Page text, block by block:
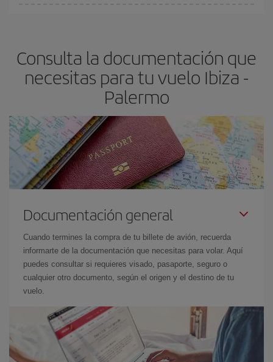
Consulta la documentación que
necesitas para tu vuelo Ibiza -
Palermo
Documentación general
Cuando termines la compra de tu billete de avión, recuerda
informarte de la documentación que necesitas para volar. Aquí
puedes consultar si requieres visado, pasaporte, seguro o
cualquier otro documento, según el origen y el destino de tu
vuelo.